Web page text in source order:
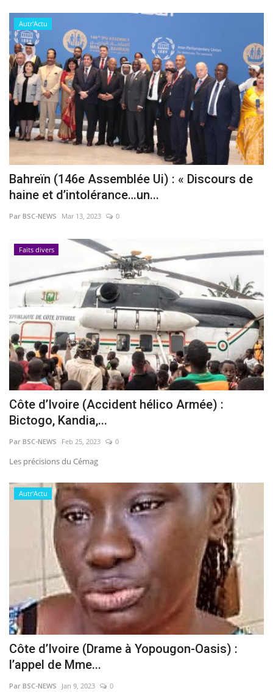
Autr'Actu
Bahreïn (146e Assemblée Ui) : « Discours de
haine et d’intolérance…un...
Par BSC-NEWS Mar 13, 2023 0
Faits divers
Côte d’Ivoire (Accident hélico Armée) :
Bictogo, Kandia,...
Par BSC-NEWS Feb 25, 2023 0
Les précisions du Cémag
Autr'Actu
Côte d’Ivoire (Drame à Yopougon-Oasis) :
l’appel de Mme...
Par BSC-NEWS Jan 9, 2023 0